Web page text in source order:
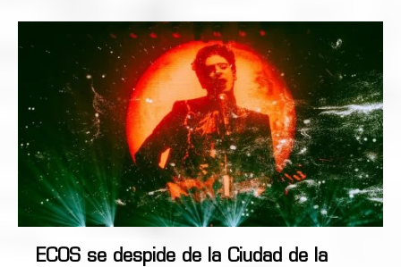
ECOS se despide de la Ciudad de la